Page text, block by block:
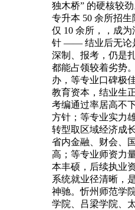
独木桥” 的硬核较
专升本 50 余所招
仅 10 余所，，成
针 —— 结业后无论
深制、报考，仍是
都能占领较着劣势
办，等专业口碑极
教育资本，结业生
考编通过率居高不
方针；等专业实力
转型取区域经济成
省内金融、财会、
高；等专业师资力
本丰硕，后续执业
系统就业径清晰，
神驰。忻州师范学
学院、吕梁学院、